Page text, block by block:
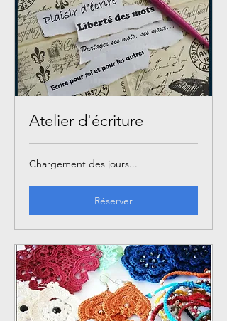
Atelier d'écriture
Chargement des jours...
Réserver